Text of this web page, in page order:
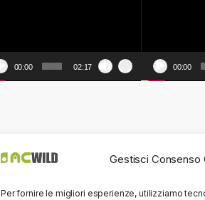
Gestisci Consenso
Per fornire le migliori esperienze, utilizziamo
00:00 02:17 00:00